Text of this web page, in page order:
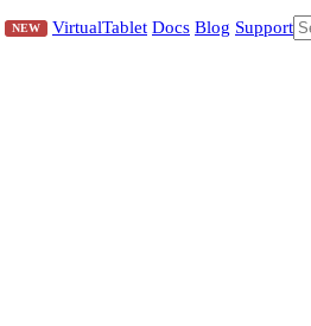
NEW VirtualTablet Docs Blog Support